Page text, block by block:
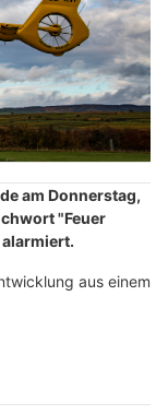
am Donnerstag,
"Feuer
aus einem